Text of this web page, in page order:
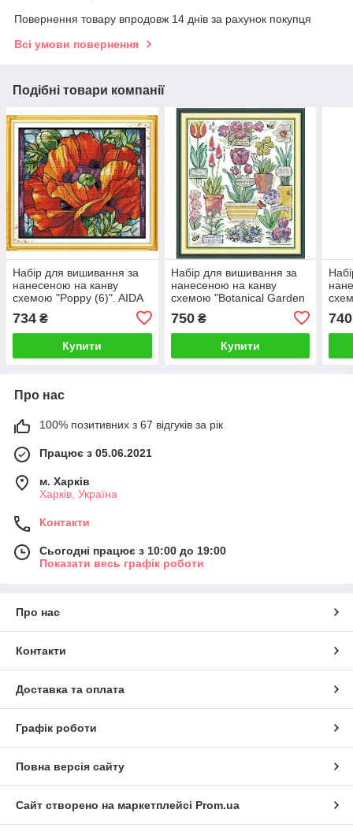
Повернення товару впродовж 14 днів за рахунок покупця
Всі умови повернення
Подібні товари компанії
Набір для вишивання за
нанесеною на канву
схемою "Poppy (6)". AIDA
734 ₴
Купити
Набір для вишивання за
нанесеною на канву
схемою "Botanical Garden
printed 33*38 см
750₴
Купити
740
Про нас
100% позитивних з 67 відгуків за рік
Працює з 05.06.2021
м. Харків
Харків, Україна
Контакти
Сьогодні працює з 10:00 до 19:00
Показати весь графік роботи
Про нас
Контакти
Доставка та оплата
Графік роботи
Повна версія сайту
Сайт створено на маркетплейсі Prom.ua